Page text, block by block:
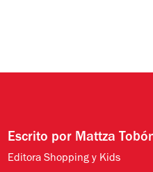
Escrito por Mattza
Editora Shopping y Kids